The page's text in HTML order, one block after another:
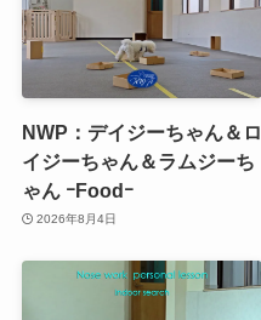
NWP：デイジーちゃん＆ロ
イジーちゃん＆ラムジーち
ゃん ｰFoodｰ
2026年8月4日